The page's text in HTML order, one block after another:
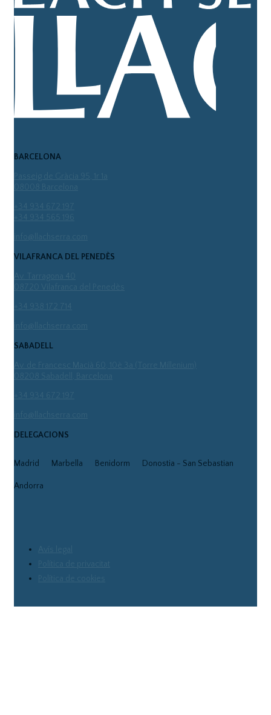
BARCELONA
info@llachserra.com
VILAFRANCA DEL PENEDÈS
info@llachserra.com
SABADELL
Av. de Francesc Macià 60, 10è 3a (Torre Millenium)
info@llachserra.com
DELEGACIONS
Madrid Marbella Benidorm Donostia - San Sebastian
Andorra